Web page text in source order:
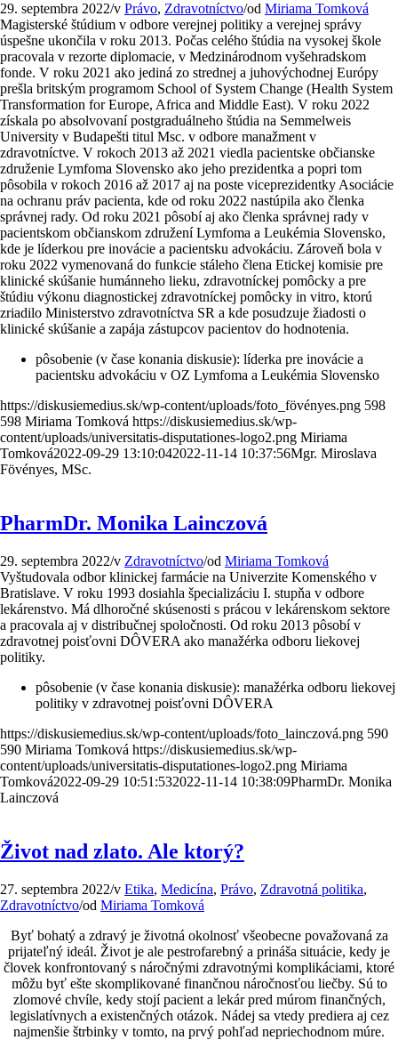
29. septembra 2022/v Právo, Zdravotníctvo/od Miriama Tomková
Magisterské štúdium v odbore verejnej politiky a verejnej správy
úspešne ukončila v roku 2013. Počas celého štúdia na vysokej škole
pracovala v rezorte diplomacie, v Medzinárodnom vyšehradskom
fonde. V roku 2021 ako jediná zo strednej a juhovýchodnej Európy
prešla britským programom School of System Change (Health System
Transformation for Europe, Africa and Middle East). V roku 2022
získala po absolvovaní postgraduálneho štúdia na Semmelweis
University v Budapešti titul Msc. v odbore manažment v
zdravotníctve. V rokoch 2013 až 2021 viedla pacientske občianske
združenie Lymfoma Slovensko ako jeho prezidentka a popri tom
pôsobila v rokoch 2016 až 2017 aj na poste viceprezidentky Asociácie
na ochranu práv pacienta, kde od roku 2022 nastúpila ako členka
správnej rady. Od roku 2021 pôsobí aj ako členka správnej rady v
pacientskom občianskom združení Lymfoma a Leukémia Slovensko,
kde je líderkou pre inovácie a pacientsku advokáciu. Zároveň bola v
roku 2022 vymenovaná do funkcie stáleho člena Etickej komisie pre
klinické skúšanie humánneho lieku, zdravotníckej pomôcky a pre
štúdiu výkonu diagnostickej zdravotníckej pomôcky in vitro, ktorú
zriadilo Ministerstvo zdravotníctva SR a kde posudzuje žiadosti o
klinické skúšanie a zapája zástupcov pacientov do hodnotenia.
pôsobenie (v čase konania diskusie): líderka pre inovácie a
pacientsku advokáciu v OZ Lymfoma a Leukémia Slovensko
https://diskusiemedius.sk/wp-content/uploads/foto_fövényes.png 598
598 Miriama Tomková https://diskusiemedius.sk/wp-
content/uploads/universitatis-disputationes-logo2.png Miriama
Tomková2022-09-29 13:10:042022-11-14 10:37:56Mgr. Miroslava
Fövényes, MSc.
PharmDr. Monika Lainczová
29. septembra 2022/v Zdravotníctvo/od Miriama Tomková
Vyštudovala odbor klinickej farmácie na Univerzite Komenského v
Bratislave. V roku 1993 dosiahla špecializáciu I. stupňa v odbore
lekárenstvo. Má dlhoročné skúsenosti s prácou v lekárenskom sektore
a pracovala aj v distribučnej spoločnosti. Od roku 2013 pôsobí v
zdravotnej poisťovni DÔVERA ako manažérka odboru liekovej
politiky.
pôsobenie (v čase konania diskusie): manažérka odboru liekovej
politiky v zdravotnej poisťovni DÔVERA
https://diskusiemedius.sk/wp-content/uploads/foto_lainczová.png 590
590 Miriama Tomková https://diskusiemedius.sk/wp-
content/uploads/universitatis-disputationes-logo2.png Miriama
Tomková2022-09-29 10:51:532022-11-14 10:38:09PharmDr. Monika
Lainczová
Život nad zlato. Ale ktorý?
27. septembra 2022/v Etika, Medicína, Právo, Zdravotná politika,
Zdravotníctvo/od Miriama Tomková
Byť bohatý a zdravý je životná okolnosť všeobecne považovaná za
prijateľný ideál. Život je ale pestrofarebný a prináša situácie, kedy je
človek konfrontovaný s náročnými zdravotnými komplikáciami, ktoré
môžu byť ešte skomplikované finančnou náročnosťou liečby. Sú to
zlomové chvíle, kedy stojí pacient a lekár pred múrom finančných,
legislatívnych a existenčných otázok. Nádej sa vtedy prediera aj cez
najmenšie štrbinky v tomto, na prvý pohľad nepriechodnom múre.